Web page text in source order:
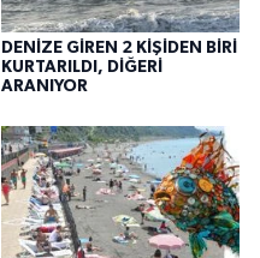
DENİZE GİREN 2 KİŞİDEN BİRİ
KURTARILDI, DİĞERİ
ARANIYOR